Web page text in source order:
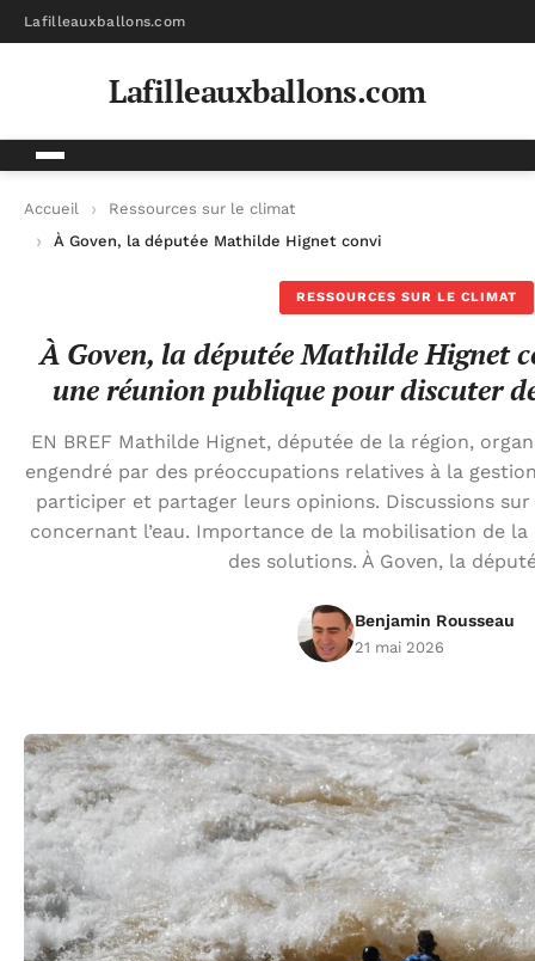
Lafilleauxballons.com
Lafilleauxballons.com
Accueil
Ressources sur le climat
À Goven, la députée Mathilde Hignet convie les citoyens à
RESSOURCES SUR LE CLIMAT
À Goven, la députée Mathilde Hignet
une réunion publique pour discuter
EN BREF Mathilde Hignet, députée de la région,
engendré par des préoccupations relatives à la
participer et partager leurs opinions. Discussions
concernant l’eau. Importance de la mobilisation de
des solutions. À Goven, la
Benjamin Rousseau
21 mai 2026